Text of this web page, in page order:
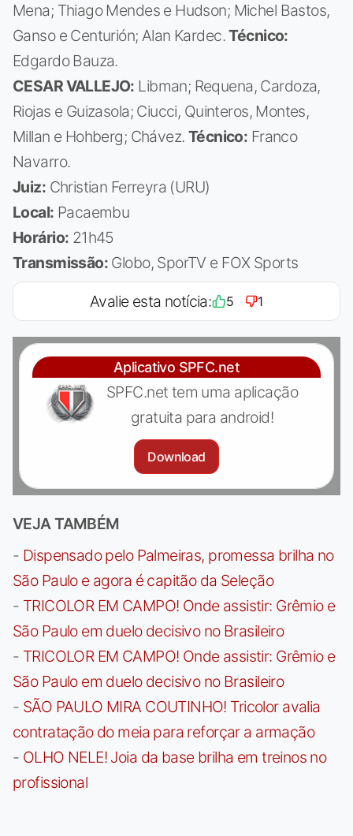
Mena; Thiago Mendes e Hudson; Michel Bastos,
Ganso e Centurión; Alan Kardec.Técnico:
Edgardo Bauza.
CESAR VALLEJO: Libman; Requena, Cardoza,
Riojas e Guizasola; Ciucci, Quinteros, Montes,
Millan e Hohberg; Chávez. Técnico: Franco
Navarro.
Juiz: Christian Ferreyra (URU)
Local: Pacaembu
Horário: 21h45
Transmissão: Globo, SporTV e FOX Sports
Avalie esta notícia: 5 1
Aplicativo SPFC.net
SPFC.net tem uma aplicação
gratuita para android!
Download
VEJA TAMBÉM
- Dispensado pelo Palmeiras, promessa brilha no
São Paulo e agora é capitão da Seleção
- TRICOLOR EM CAMPO! Onde assistir: Grêmio e
São Paulo em duelo decisivo no Brasileiro
- TRICOLOR EM CAMPO! Onde assistir: Grêmio e
São Paulo em duelo decisivo no Brasileiro
- SÃO PAULO MIRA COUTINHO! Tricolor avalia
contratação do meia para reforçar a armação
- OLHO NELE! Joia da base brilha em treinos no
profissional